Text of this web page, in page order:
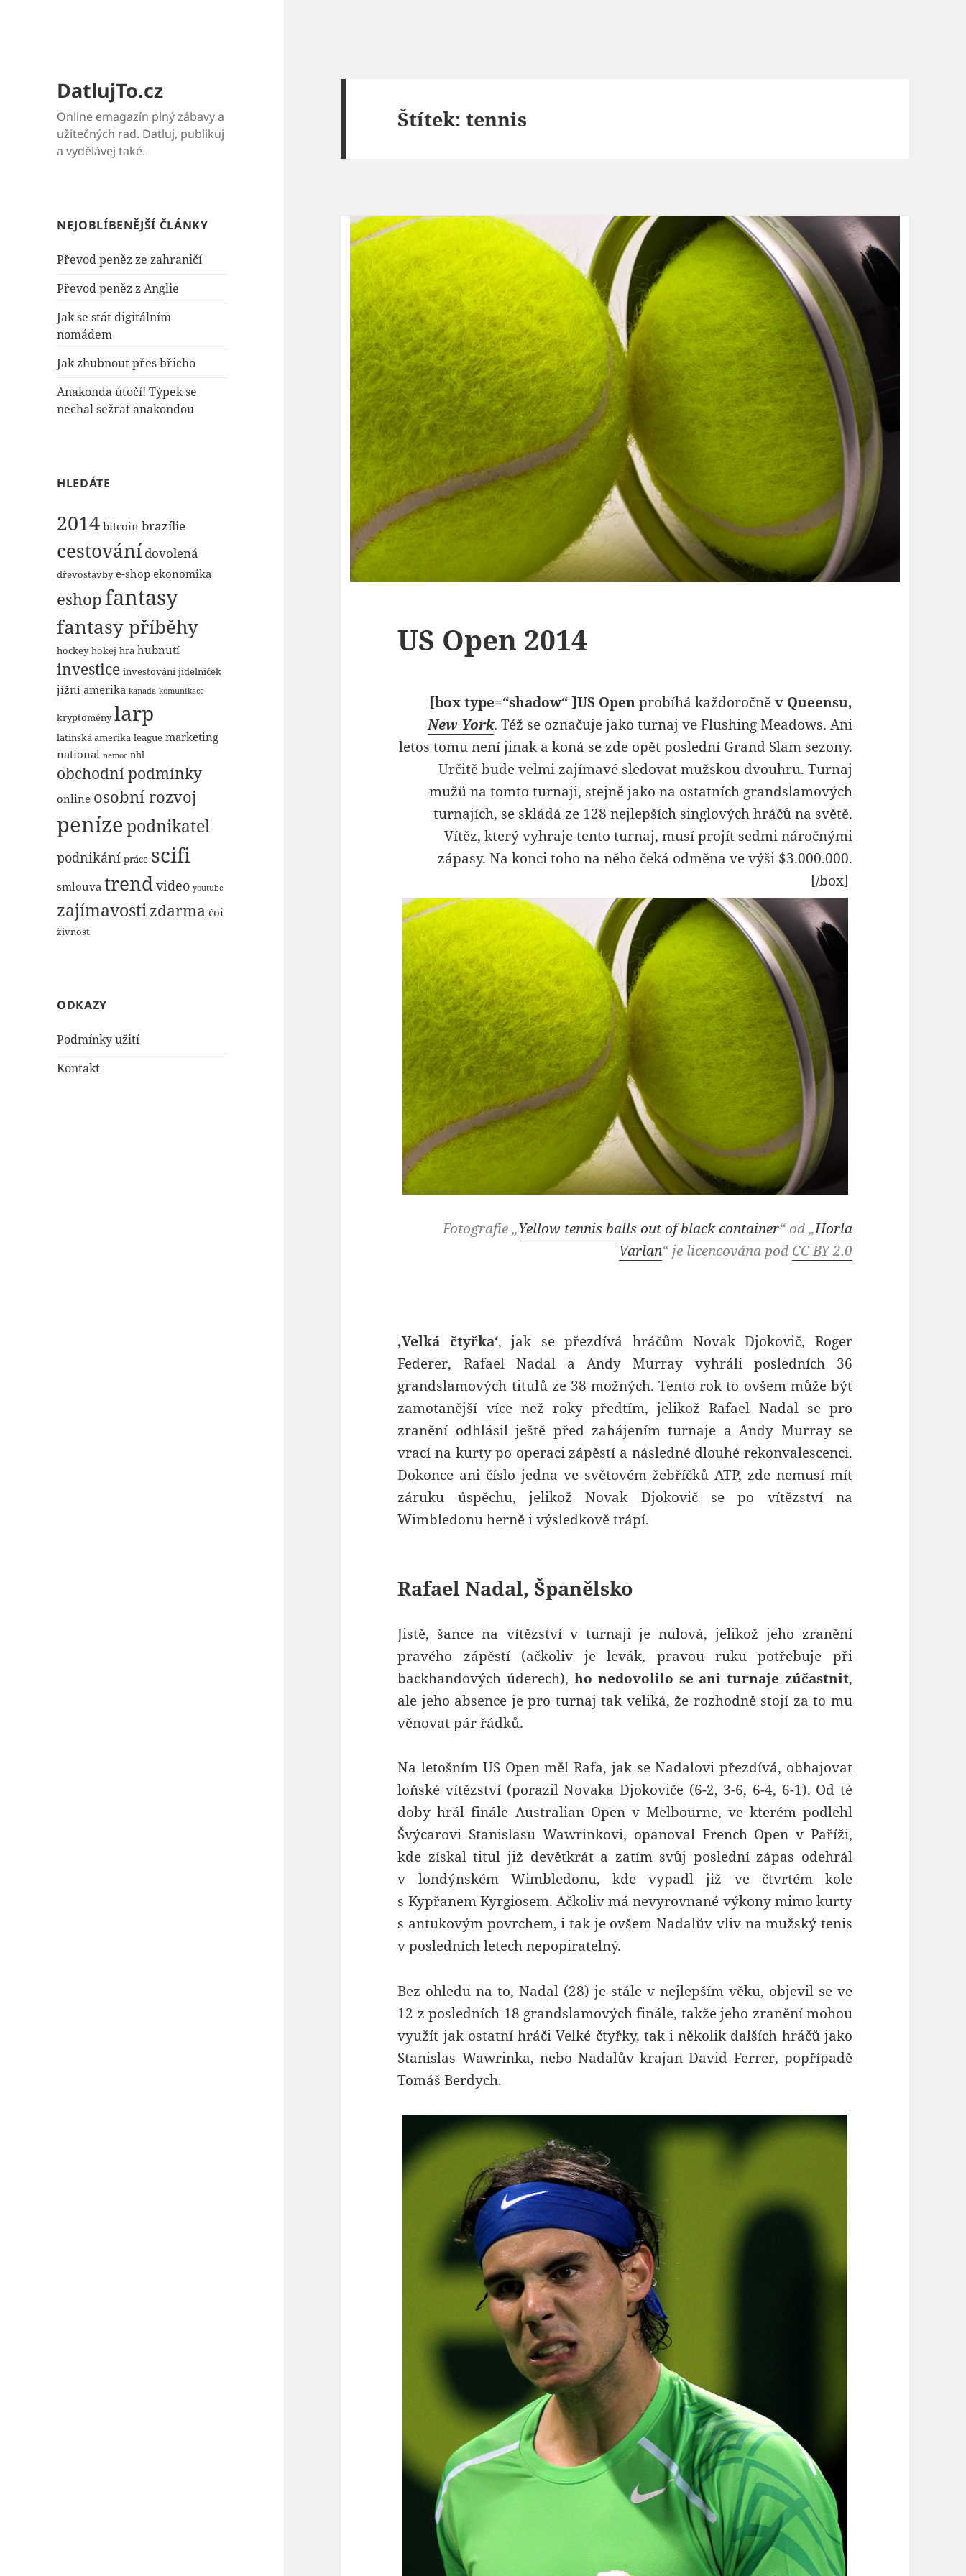
DatlujTo.cz
Online emagazín plný zábavy a
užitečných rad. Datluj, publikuj
a vydělávej také.
NEJOBLÍBENĚJŠÍ ČLÁNKY
Převod peněz ze zahraničí
Převod peněz z Anglie
Jak se stát digitálním
nomádem
Jak zhubnout přes břicho
Anakonda útočí! Týpek se
nechal sežrat anakondou
HLEDÁTE
2014 bitcoin brazílie
cestování dovolená
dřevostavby e-shop ekonomika
eshopfantasy
fantasy příběhy
hockey hokej hra hubnutí
investice investování jídelníček
jížní amerika kanada komunikace
kryptoměny larp
latinská amerika league marketing
national nemoc nhl
obchodní podmínky
online osobní rozvoj
penízepodnikatel
podnikání práce scifi
smlouva trendvideo youtube
zajímavostizdarma čoi
živnost
ODKAZY
Podmínky užití
Kontakt
Štítek:tennis
US Open 2014
[box type=“shadow“ ]US Openprobíhá každoročněv Queensu,
New York. Též se označuje jako turnaj ve Flushing Meadows. Ani
letos tomu není jinak a koná se zde opět poslední Grand Slam sezony.
Určitě bude velmi zajímavé sledovat mužskou dvouhru. Turnaj
mužů na tomto turnaji, stejně jako na ostatních grandslamových
turnajích, se skládá ze 128 nejlepších singlových hráčů na světě.
Vítěz, který vyhraje tento turnaj, musí projít sedmi náročnými
zápasy. Na konci toho na něho čeká odměna ve výši $3.000.000.
[/box]
Fotografie „Yellow tennis balls out of black container“ od „Horla
Varlan“ je licencována pod CC BY 2.0
‚Velká čtyřka‘, jak se přezdívá hráčům Novak Djokovič, Roger
Federer, Rafael Nadal a Andy Murray vyhráli posledních 36
grandslamových titulů ze 38 možných. Tento rok to ovšem může být
zamotanější více než roky předtím, jelikož Rafael Nadal se pro
zranění odhlásil ještě před zahájením turnaje a Andy Murray se
vrací na kurty po operaci zápěstí a následné dlouhé rekonvalescenci.
Dokonce ani číslo jedna ve světovém žebříčků ATP, zde nemusí mít
záruku úspěchu, jelikož Novak Djokovič se po vítězství na
Wimbledonu herně i výsledkově trápí.
Rafael Nadal, Španělsko
Jistě, šance na vítězství v turnaji je nulová, jelikož jeho zranění
pravého zápěstí (ačkoliv je levák, pravou ruku potřebuje při
backhandových úderech), ho nedovolilo se ani turnaje zúčastnit,
ale jeho absence je pro turnaj tak veliká, že rozhodně stojí za to mu
věnovat pár řádků.
Na letošním US Open měl Rafa, jak se Nadalovi přezdívá, obhajovat
loňské vítězství (porazil Novaka Djokoviče (6-2, 3-6, 6-4, 6-1). Od té
doby hrál finále Australian Open v Melbourne, ve kterém podlehl
Švýcarovi Stanislasu Wawrinkovi, opanoval French Open v Paříži,
kde získal titul již devětkrát a zatím svůj poslední zápas odehrál
v londýnském Wimbledonu, kde vypadl již ve čtvrtém kole
s Kypřanem Kyrgiosem. Ačkoliv má nevyrovnané výkony mimo kurty
s antukovým povrchem, i tak je ovšem Nadalův vliv na mužský tenis
v posledních letech nepopiratelný.
Bez ohledu na to, Nadal (28) je stále v nejlepším věku, objevil se ve
12 z posledních 18 grandslamových finále, takže jeho zranění mohou
využít jak ostatní hráči Velké čtyřky, tak i několik dalších hráčů jako
Stanislas Wawrinka, nebo Nadalův krajan David Ferrer, popřípadě
Tomáš Berdych.